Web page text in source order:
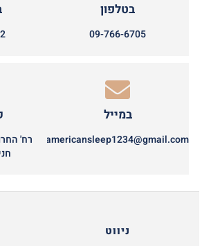
בטלפון
09-766-6705
במייל
americansleep1234@gmail.com
רח' החרושת 6
ניווט